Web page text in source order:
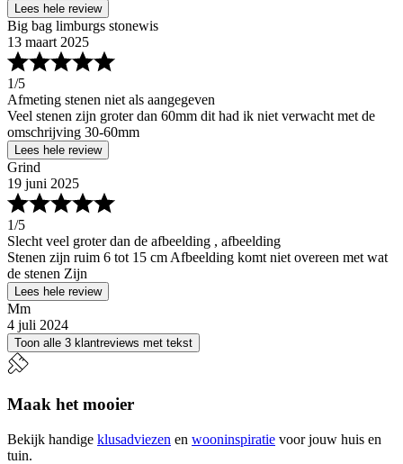
Lees hele review
Big bag limburgs stonewis
13 maart 2025
1/5
Afmeting stenen niet als aangegeven
Veel stenen zijn groter dan 60mm dit had ik niet verwacht met de
omschrijving 30-60mm
Lees hele review
Grind
19 juni 2025
1/5
Slecht veel groter dan de afbeelding , afbeelding
Stenen zijn ruim 6 tot 15 cm Afbeelding komt niet overeen met wat
de stenen Zijn
Lees hele review
Mm
4 juli 2024
Toon alle 3 klantreviews met tekst
Maak het mooier
Bekijk handige klusadviezen en wooninspiratie voor jouw huis en
tuin.